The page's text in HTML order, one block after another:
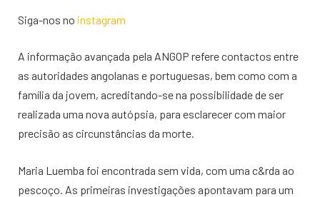
Siga-nos no instagram
A informação avançada pela ANGOP refere contactos entre
as autoridades angolanas e portuguesas, bem como com a
família da jovem, acreditando-se na possibilidade de ser
realizada uma nova autópsia, para esclarecer com maior
precisão as circunstâncias da morte.
Maria Luemba foi encontrada sem vida, com uma c&rda ao
pescoço. As primeiras investigações apontavam para um